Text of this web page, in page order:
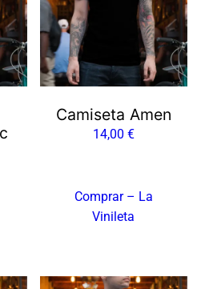
Camiseta Amen
14,00 €
Comprar – La
Vinileta